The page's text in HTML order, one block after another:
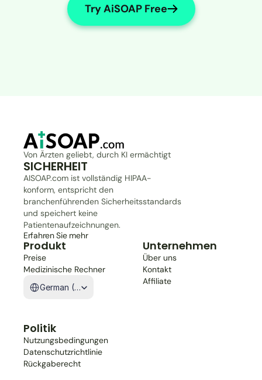
Try AiSOAP Free
Von Ärzten geliebt, durch KI ermächtigt
SICHERHEIT
AISOAP.com ist vollständig HIPAA-
konform, entspricht den
branchenführenden Sicherheitsstandards
und speichert keine
Patientenaufzeichnungen.
Erfahren Sie mehr
Produkt
Preise
Medizinische Rechner
German (Germany)
Unternehmen
Über uns
Kontakt
Affiliate
Politik
Nutzungsbedingungen
Datenschutzrichtlinie
Rückgaberecht